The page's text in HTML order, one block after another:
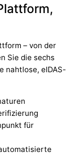
– von der
Sie die sechs
nahtlose, eIDAS-
für